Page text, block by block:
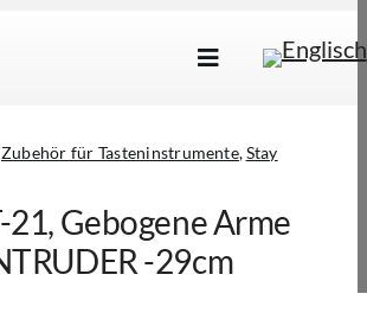
Toggle
Händlersuche
Über Uns
Zubehör für Tasteninstrumente Stay
21, Gebogene Arme
-29cm